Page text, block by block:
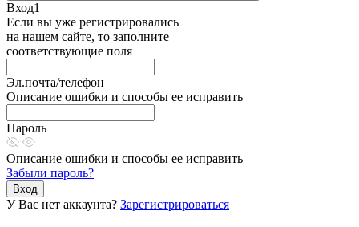
Вход1
Если вы уже регистрировались
на нашем сайте, то заполните
соответствующие поля
Эл.почта/телефон
Описание ошибки и способы ее исправить
Пароль
Описание ошибки и способы ее исправить
Забыли пароль?
Вход
У Вас нет аккаунта? Зарегистрироваться